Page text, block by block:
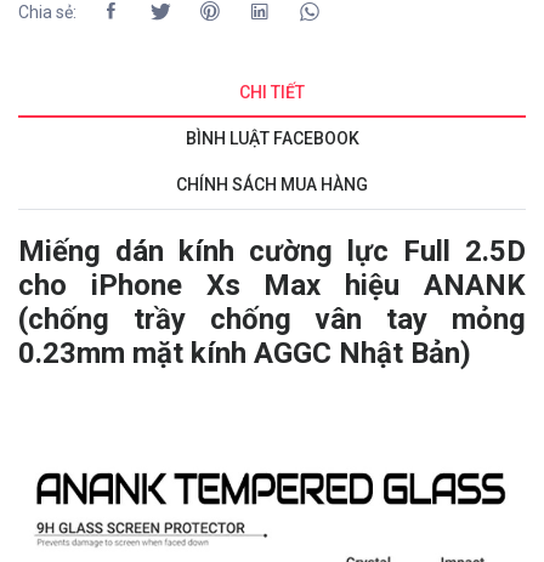
Chia sẻ:
CHI TIẾT
BÌNH LUẬT FACEBOOK
CHÍNH SÁCH MUA HÀNG
Miếng dán kính cường lực Full 2.5D
cho iPhone Xs Max hiệu ANANK
(chống trầy chống vân tay mỏng
0.23mm mặt kính AGGC Nhật Bản)